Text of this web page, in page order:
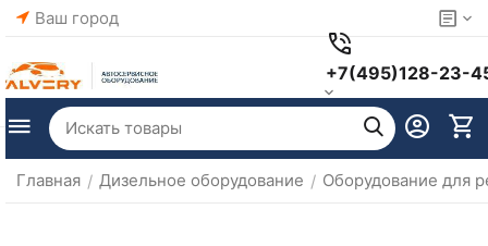
Ваш город
+7(495)128-23-
Главная / Дизельное оборудование / Оборудование для